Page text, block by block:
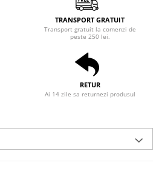
TRANSPORT GRATUIT
Transport gratuit la comenzi de
peste 250 lei.
RETUR
Ai 14 zile sa returnezi produsul